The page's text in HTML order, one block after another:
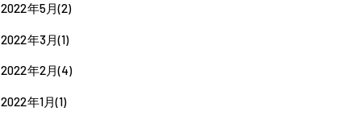
2022年5月(2)
2022年3月(1)
2022年2月(4)
2022年1月(1)